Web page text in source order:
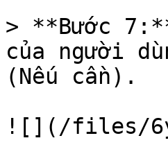
> **Bước
của người
(Nếu cần).
![](/files/